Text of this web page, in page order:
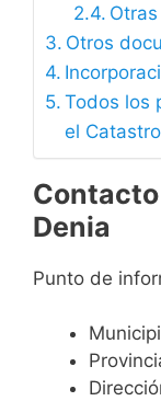
Otros
Todos los
el
Denia
Punto de